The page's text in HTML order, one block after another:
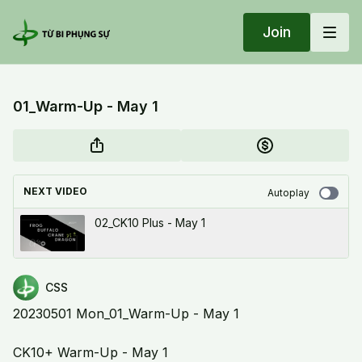
Join
01_Warm-Up - May 1
NEXT VIDEO Autoplay
02_CK10 Plus - May 1
CSS
20230501 Mon_01_Warm-Up - May 1
CK10+ Warm-Up - May 1